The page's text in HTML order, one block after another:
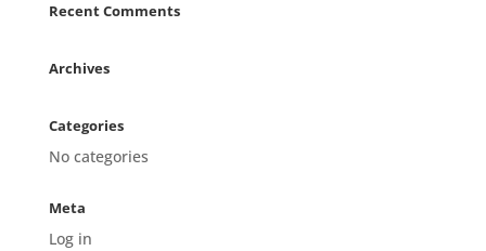
Recent Comments
Archives
Categories
No categories
Meta
Log in